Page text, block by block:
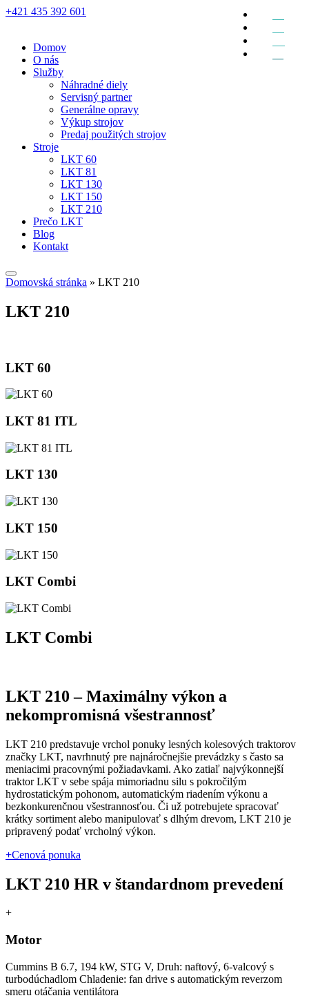
+421 435 392 601
Domov
O nás
Služby
Náhradné diely
Servisný partner
Generálne opravy
Výkup strojov
Predaj použitých strojov
Stroje
LKT 60
LKT 81
LKT 130
LKT 150
LKT 210
Prečo LKT
Blog
Kontakt
Domovská stránka » LKT 210
LKT 210
LKT 60
LKT 81 ITL
LKT 130
LKT 150
LKT Combi
LKT Combi
LKT 210 – Maximálny výkon a
nekompromisná všestrannosť
LKT 210 predstavuje vrchol ponuky lesných kolesových traktorov
značky LKT, navrhnutý pre najnáročnejšie prevádzky s často sa
meniacimi pracovnými požiadavkami. Ako zatiaľ najvýkonnejší
traktor LKT v sebe spája mimoriadnu silu s pokročilým
hydrostatickým pohonom, automatickým riadením výkonu a
bezkonkurenčnou všestrannosťou. Či už potrebujete spracovať
krátky sortiment alebo manipulovať s dlhým drevom, LKT 210 je
pripravený podať vrcholný výkon.
+Cenová ponuka
LKT 210 HR v štandardnom prevedení
+
Motor
Cummins B 6.7, 194 kW, STG V, Druh: naftový, 6-valcový s
turbodúchadlom Chladenie: fan drive s automatickým reverzom
smeru otáčania ventilátora